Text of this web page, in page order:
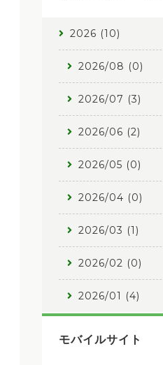
2026 (10)
2026/08 (0)
2026/07 (3)
2026/06 (2)
2026/05 (0)
2026/04 (0)
2026/03 (1)
2026/02 (0)
2026/01 (4)
モバイルサイト